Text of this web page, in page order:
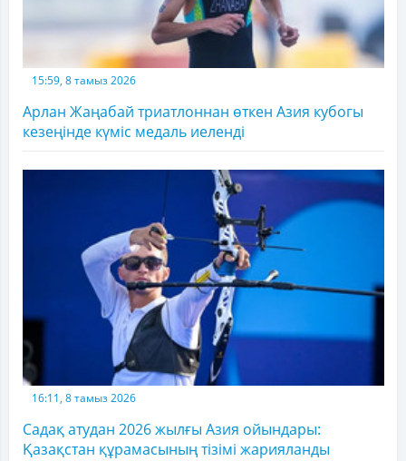
15:59, 8 тамыз 2026
Арлан Жаңабай триатлоннан өткен Азия кубогы
кезеңінде күміс медаль иеленді
16:11, 8 тамыз 2026
Садақ атудан 2026 жылғы Азия ойындары:
Қазақстан құрамасының тізімі жарияланды